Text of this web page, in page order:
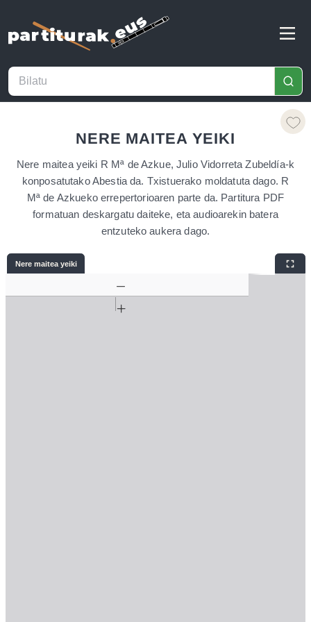
NERE MAITEA YEIKI
Nere maitea yeiki R Mª de Azkue, Julio Vidorreta Zubeldía-k
konposatutako Abestia da. Txistuerako moldatuta dago. R
Mª de Azkueko errepertorioaren parte da. Partitura PDF
formatuan deskargatu daiteke, eta audioarekin batera
entzuteko aukera dago.
Nere maitea yeiki